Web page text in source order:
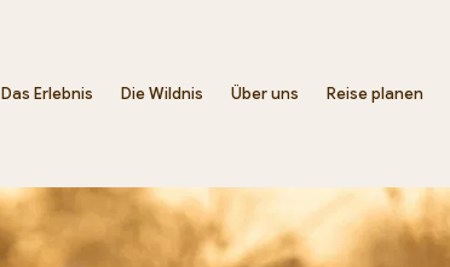
Das Erlebnis Die Wildnis Über uns Reise planen